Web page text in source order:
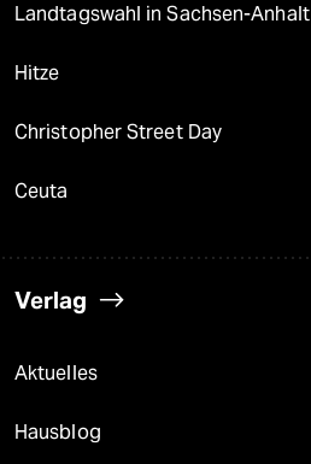
Landtagswahl in Sachsen-Anhalt
Hitze
Christopher Street Day
Ceuta
Verlag
Aktuelles
Hausblog